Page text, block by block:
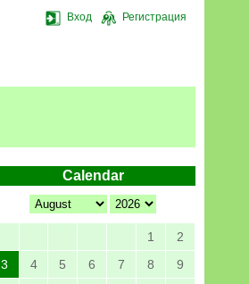
Вход Регистрация
Calendar
1
2
3
4 5 6 7 8
9